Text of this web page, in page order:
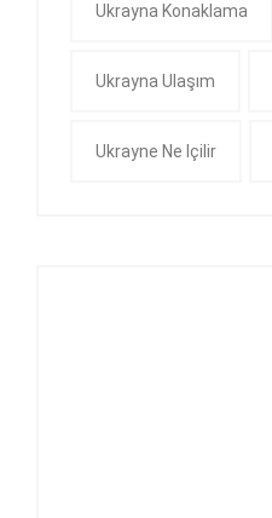
Ukrayna Konaklama
Ukrayna Ulaşım
Ukrayne Ne Içilir